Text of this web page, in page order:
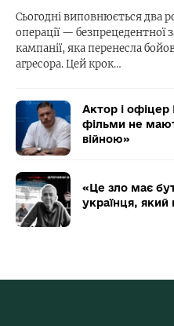
Сьогодні виповнюється два
операції — безпрецедентної
кампанії, яка перенесла
агресора. Цей крок…
Актор і
фільми не
війною»
«Це зло має
українця, який